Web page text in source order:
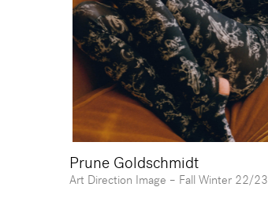
Prune Goldschmidt
Art Direction Image – ⁠Fall Winter 22/23